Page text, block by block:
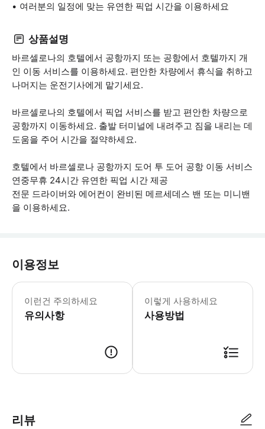
여러분의 일정에 맞는 유연한 픽업 시간을 이용하세요
상품설명
바르셀로나의 호텔에서 공항까지 또는 공항에서 호텔까지 개
인 이동 서비스를 이용하세요. 편안한 차량에서 휴식을 취하고
나머지는 운전기사에게 맡기세요.
바르셀로나의 호텔에서 픽업 서비스를 받고 편안한 차량으로
공항까지 이동하세요. 출발 터미널에 내려주고 짐을 내리는 데
도움을 주어 시간을 절약하세요.
호텔에서 바르셀로나 공항까지 도어 투 도어 공항 이동 서비스
연중무휴 24시간 유연한 픽업 시간 제공
전문 드라이버와 에어컨이 완비된 메르세데스 밴 또는 미니밴
을 이용하세요.
이용정보
이런건 주의하세요
유의사항
호텔 픽업 서비스 예정 시간 10분 전
이렇게 사용하세요
사용방법
리뷰